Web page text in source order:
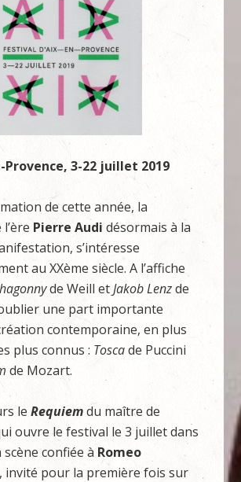
Provence, 3-22 juillet 2019
de cette année, la
Pierre Audidésormais à la
s’intéresse
au XXème siècle. A l’affiche
de Weill etJakob Lenzde
une part importante
contemporaine, en plus
plus connus : Toscade Puccini
de Mozart.
leRequiemdu maître de
ouvre le festival le 3 juillet dans
confiée à Romeo
, invité pour la première fois sur